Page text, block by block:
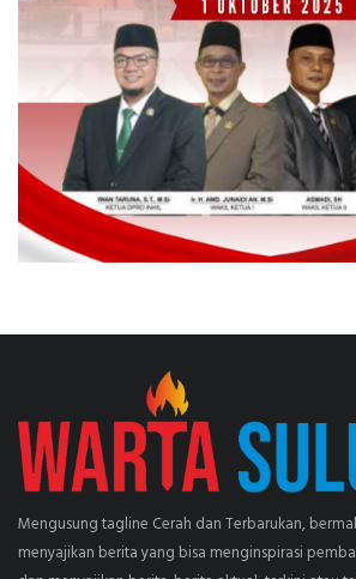
Mengusung tagline Cerah dan Terbarukan,
menyajikan berita yang bisa menginspirasi